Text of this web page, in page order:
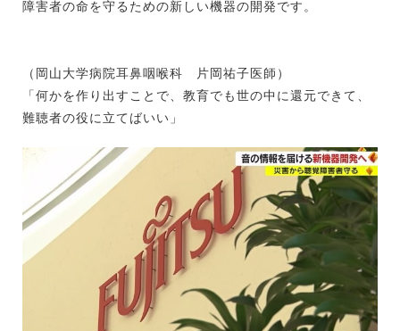
障害者の命を守るための新しい機器の開発です。
（岡山大学病院耳鼻咽喉科 片岡祐子医師）
「何かを作り出すことで、教育でも世の中に還元できて、
難聴者の役に立てばいい」